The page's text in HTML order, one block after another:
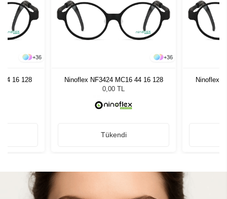
+36
44 16 128
+36
Ninoflex NF3424 MC16 44 16 128
0,00 TL
Tükendi
Ninoflex